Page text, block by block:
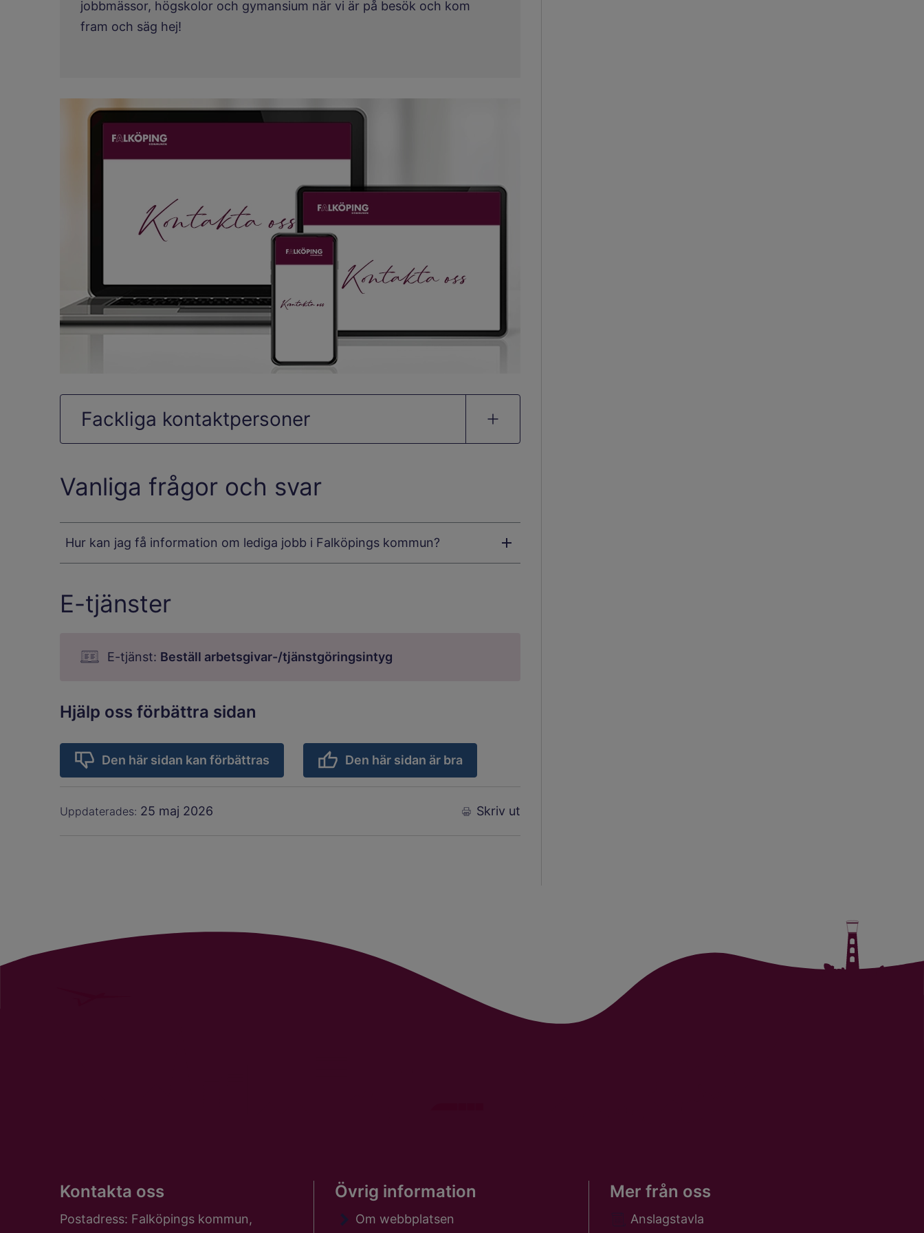
jobbmässor, högskolor och gymansium när vi är på besök och kom
fram och säg hej!
Fackliga kontaktpersoner
Vanliga frågor och svar
Hur kan jag få information om lediga jobb i Falköpings kommun?
E-tjänster
E-tjänst: Beställ arbetsgivar-/tjänstgöringsintyg
Hjälp oss förbättra sidan
Den här sidan kan förbättras Den här sidan är bra
Uppdaterades: 25 maj 2026 Skriv ut
Kontakta oss
Postadress: Falköpings kommun,
Övrig information
Om webbplatsen
Mer från oss
Anslagstavla